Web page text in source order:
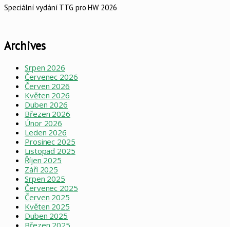
Speciální vydání TTG pro HW 2026
Archives
Srpen 2026
Červenec 2026
Červen 2026
Květen 2026
Duben 2026
Březen 2026
Únor 2026
Leden 2026
Prosinec 2025
Listopad 2025
Říjen 2025
Září 2025
Srpen 2025
Červenec 2025
Červen 2025
Květen 2025
Duben 2025
Březen 2025